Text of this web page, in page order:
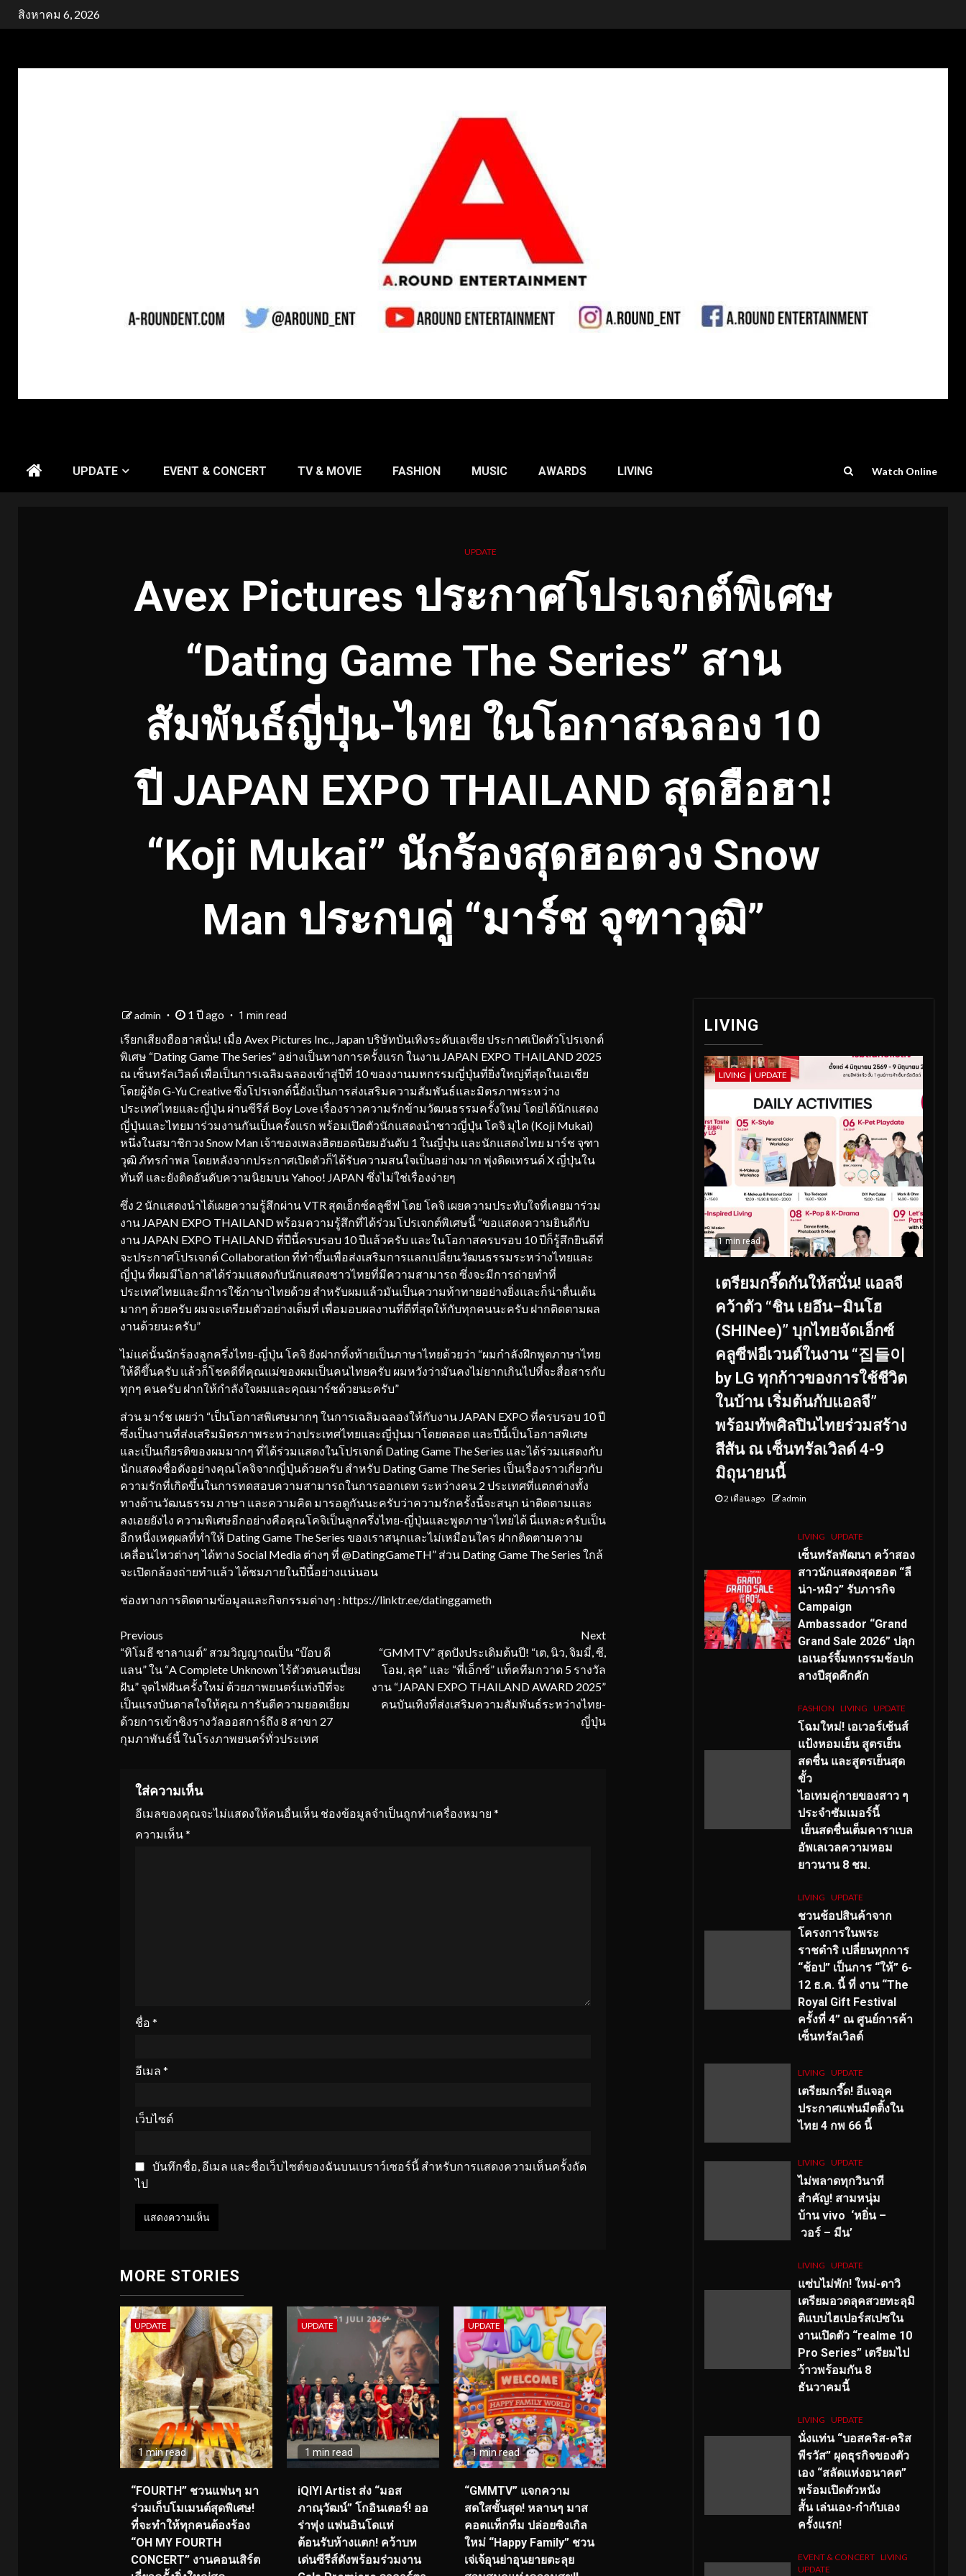
Skipสิงหาคม 6, 2026
UPDATE EVENT & CONCERT TV & MOVIE FASHION MUSIC AWARDS LIVING Watch Online
UPDATE
Avex Pictures ประกาศโปรเจกต์พิเศษ
“Dating Game The Series” สาน
สัมพันธ์ญี่ปุ่น-ไทย ในโอกาสฉลอง 10
ปี JAPAN EXPO THAILAND สุดฮือฮา!
“Koji Mukai” นักร้องสุดฮอตวง Snow
Man ประกบคู่ “มาร์ช จุฑาวุฒิ”
admin 1 ปี ago 1 min read
เรียกเสียงฮือฮาสนั่น! เมื่อ Avex Pictures Inc., Japan บริษัทบันเทิงระดับเอเซีย ประกาศเปิดตัวโปรเจกต์
พิเศษ “Dating Game The Series” อย่างเป็นทางการครั้งแรก ในงาน JAPAN EXPO THAILAND 2025
ณ เซ็นทรัลเวิลด์ เพื่อเป็นการเฉลิมฉลองเข้าสู่ปีที่ 10 ของงานมหกรรมญี่ปุ่นที่ยิ่งใหญ่ที่สุดในเอเชีย
โดยผู้จัด G-Yu Creative ซึ่งโปรเจกต์นี้ยังเป็นการส่งเสริมความสัมพันธ์และมิตรภาพระหว่าง
ประเทศไทยและญี่ปุ่น ผ่านซีรีส์ Boy Love เรื่องราวความรักข้ามวัฒนธรรมครั้งใหม่ โดยได้นักแสดง
ญี่ปุ่นและไทยมาร่วมงานกันเป็นครั้งแรก พร้อมเปิดตัวนักแสดงนำชาวญี่ปุ่น โคจิ มุไค (Koji Mukai)
หนึ่งในสมาชิกวง Snow Man เจ้าของเพลงฮิตยอดนิยมอันดับ 1 ในญี่ปุ่น และนักแสดงไทย มาร์ช จุฑา
วุฒิ ภัทรกำพล โดยหลังจากประกาศเปิดตัวก็ได้รับความสนใจเป็นอย่างมาก พุ่งติดเทรนด์ X ญี่ปุ่นใน
ทันที และยังติดอันดับความนิยมบน Yahoo! JAPAN ซึ่งไม่ใช่เรื่องง่ายๆ
ซึ่ง 2 นักแสดงนำได้เผยความรู้สึกผ่าน VTR สุดเอ็กซ์คลูซีฟ โดย โคจิ เผยความประทับใจที่เคยมาร่วม
งาน JAPAN EXPO THAILAND พร้อมความรู้สึกที่ได้ร่วมโปรเจกต์พิเศษนี้ “ขอแสดงความยินดีกับ
งาน JAPAN EXPO THAILAND ที่ปีนี้ครบรอบ 10 ปีแล้วครับ และในโอกาสครบรอบ 10 ปีก็รู้สึกยินดีที่
จะประกาศโปรเจกต์ Collaboration ที่ทำขึ้นเพื่อส่งเสริมการแลกเปลี่ยนวัฒนธรรมระหว่างไทยและ
ญี่ปุ่น ที่ผมมีโอกาสได้ร่วมแสดงกับนักแสดงชาวไทยที่มีความสามารถ ซึ่งจะมีการถ่ายทำที่
ประเทศไทยและมีการใช้ภาษาไทยด้วย สำหรับผมแล้วมันเป็นความท้าทายอย่างยิ่งและก็น่าตื่นเต้น
มากๆ ด้วยครับ ผมจะเตรียมตัวอย่างเต็มที่ เพื่อมอบผลงานที่ดีที่สุดให้กับทุกคนนะครับ ฝากติดตามผล
งานด้วยนะครับ”
ไม่แค่นั้นนักร้องลูกครึ่งไทย-ญี่ปุ่น โคจิ ยังฝากทิ้งท้ายเป็นภาษาไทยด้วยว่า “ผมกำลังฝึกพูดภาษาไทย
ให้ดีขึ้นครับ แล้วก็โชคดีที่คุณแม่ของผมเป็นคนไทยครับ ผมหวังว่ามันคงไม่ยากเกินไปที่จะสื่อสารกับ
ทุกๆ คนครับ ฝากให้กำลังใจผมและคุณมาร์ชด้วยนะครับ”
ส่วน มาร์ช เผยว่า “เป็นโอกาสพิเศษมากๆ ในการเฉลิมฉลองให้กับงาน JAPAN EXPO ที่ครบรอบ 10 ปี
ซึ่งเป็นงานที่ส่งเสริมมิตรภาพระหว่างประเทศไทยและญี่ปุ่นมาโดยตลอด และปีนี้เป็นโอกาสพิเศษ
และเป็นเกียรติของผมมากๆ ที่ได้ร่วมแสดงในโปรเจกต์ Dating Game The Series และได้ร่วมแสดงกับ
นักแสดงชื่อดังอย่างคุณโคจิจากญี่ปุ่นด้วยครับ สำหรับ Dating Game The Series เป็นเรื่องราวเกี่ยวกับ
ความรักที่เกิดขึ้นในการทดสอบความสามารถในการออกเดท ระหว่างคน 2 ประเทศที่แตกต่างทั้ง
ทางด้านวัฒนธรรม ภาษา และความคิด มารอดูกันนะครับว่าความรักครั้งนี้จะสนุก น่าติดตามและ
ลงเอยยังไง ความพิเศษอีกอย่างคือคุณโคจิเป็นลูกครึ่งไทย-ญี่ปุ่นและพูดภาษาไทยได้ นี่แหละครับเป็น
อีกหนึ่งเหตุผลที่ทำให้ Dating Game The Series ของเราสนุกและไม่เหมือนใคร ฝากติดตามความ
เคลื่อนไหวต่างๆ ได้ทาง Social Media ต่างๆ ที่ @DatingGameTH” ส่วน Dating Game The Series ใกล้
จะเปิดกล้องถ่ายทำแล้ว ได้ชมภายในปีนี้อย่างแน่นอน
ช่องทางการติดตามข้อมูลและกิจกรรมต่างๆ : https://linktr.ee/datinggameth
Continue
Reading
Previous
“ทิโมธี ชาลาเมต์” สวมวิญญาณเป็น “บ๊อบ ดี
แลน” ใน “A Complete Unknown ไร้ตัวตนคนเปี่ยม
ฝัน” จุดไฟฝันครั้งใหม่ ด้วยภาพยนตร์แห่งปีที่จะ
เป็นแรงบันดาลใจให้คุณ การันตีความยอดเยี่ยม
ด้วยการเข้าชิงรางวัลออสการ์ถึง 8 สาขา 27
กุมภาพันธ์นี้ ในโรงภาพยนตร์ทั่วประเทศ
Next
“GMMTV” สุดปังประเดิมต้นปี! “เต, นิว, จิมมี่, ซี,
โอม, ลุค” และ “พี่เอ็กซ์” แท็คทีมกวาด 5 รางวัล
งาน “JAPAN EXPO THAILAND AWARD 2025”
คนบันเทิงที่ส่งเสริมความสัมพันธ์ระหว่างไทย-
ญี่ปุ่น
ใส่ความเห็น
อีเมลของคุณจะไม่แสดงให้คนอื่นเห็น ช่องข้อมูลจำเป็นถูกทำเครื่องหมาย *
ความเห็น*
ชื่อ *
อีเมล *
เว็บไซต์
บันทึกชื่อ, อีเมล และชื่อเว็บไซต์ของฉันบนเบราว์เซอร์นี้ สำหรับการแสดงความเห็นครั้งถัด
ไป
MORE STORIES
UPDATE
1 min read
“FOURTH” ชวนแฟนๆ มา
ร่วมเก็บโมเมนต์สุดพิเศษ!
ที่จะทำให้ทุกคนต้องร้อง
“OH MY FOURTH
CONCERT” งานคอนเสิร์ต
UPDATE
1 min read
iQIYI Artist ส่ง “มอส
ภาณุวัฒน์” โกอินเตอร์! ออ
ร่าพุ่ง แฟนอินโดแห่
ต้อนรับห้างแตก! คว้าบท
เด่นซีรีส์ดังพร้อมร่วมงาน
UPDATE
1 min read
“GMMTV” แจกความ
สดใสขั้นสุด! หลานๆ มาส
คอตแท็กทีม ปล่อยซิงเกิล
ใหม่ “Happy Family” ชวน
เจ่เจ้อุนย่าอุนยายตะลุย
LIVING
LIVING UPDATE
1 min read
เตรียมกรี๊ดกันให้สนั่น! แอลจี
คว้าตัว “ชิน เยอึน–มินโฮ
(SHINee)” บุกไทยจัดเอ็กซ์
คลูซีฟอีเวนต์ในงาน “집들이
by LG ทุกก้าวของการใช้ชีวิต
ในบ้าน เริ่มต้นกับแอลจี”
พร้อมทัพศิลปินไทยร่วมสร้าง
สีสัน ณ เซ็นทรัลเวิลด์ 4-9
มิถุนายนนี้
2 เดือน ago admin
LIVING UPDATE
เซ็นทรัลพัฒนา คว้าสอง
สาวนักแสดงสุดฮอต “ลี
น่า-หมิว” รับภารกิจ
Campaign
Ambassador “Grand
Grand Sale 2026” ปลุก
เอเนอร์จี้มหกรรมช้อปก
ลางปีสุดคึกคัก
FASHION LIVING UPDATE
โฉมใหม่! เอเวอร์เซ้นส์
แป้งหอมเย็น สูตรเย็น
สดชื่น และสูตรเย็นสุด
ขั้ว
ไอเทมคู่กายของสาว ๆ
ประจำซัมเมอร์นี้
เย็นสดชื่นเต็มคาราเบล
อัพเลเวลความหอม
ยาวนาน 8 ชม.
LIVING UPDATE
ชวนช้อปสินค้าจาก
โครงการในพระ
ราชดำริ เปลี่ยนทุกการ
“ช้อป” เป็นการ “ให้” 6-
12 ธ.ค. นี้ ที่ งาน “The
Royal Gift Festival
ครั้งที่ 4” ณ ศูนย์การค้า
เซ็นทรัลเวิลด์
LIVING UPDATE
เตรียมกรี๊ด! อีแจอุค
ประกาศแฟนมีตติ้งใน
ไทย 4 กพ 66 นี้
LIVING UPDATE
ไม่พลาดทุกวินาที
สำคัญ! สามหนุ่ม
บ้าน vivo ‘หยิ่น –
วอร์ – มีน’
LIVING UPDATE
แซ่บไม่พัก! ใหม่-ดาวิ
เตรียมอวดลุคสวยทะลุมิ
ติแบบไฮเปอร์สเปซใน
งานเปิดตัว “realme 10
Pro Series” เตรียมไป
ว้าวพร้อมกัน 8
ธันวาคมนี้
LIVING UPDATE
นั่งแท่น “บอสคริส-คริส
พีรวัส” ผุดธุรกิจของตัว
เอง “สลัดแห่งอนาคต”
พร้อมเปิดตัวหนัง
สั้น เล่นเอง-กำกับเอง
ครั้งแรก!
EVENT & CONCERT LIVING
UPDATE